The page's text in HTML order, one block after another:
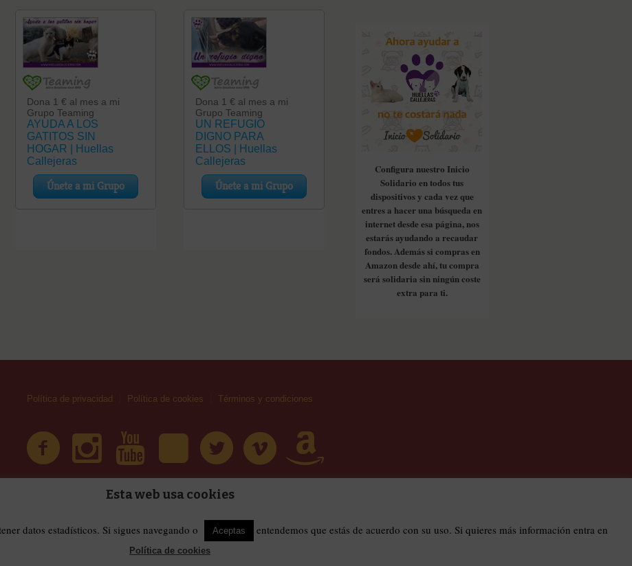
Configura nuestro Inicio
Solidario en todos tus
dispositivos y cada vez que
entres a hacer una búsqueda en
internet desde esa página, nos
estarás ayudando a recaudar
fondos. Además si compras en
Amazon desde ahí, tu compra
será solidaria sin ningún coste
extra para ti.
Política de privacidad Política de cookies Términos y condiciones
Esta web usa cookies
datos estadísticos. Si sigues navegando o Aceptas entendemos que estás de acuerdo con su uso. Si quieres más información entra en
Política de cookies